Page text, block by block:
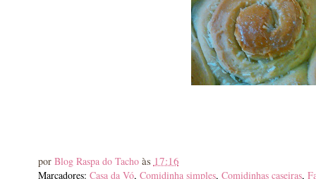
por Blog Raspa do Tacho às 17:16
Marcadores: Casa da Vó, Comidinha simples, Comidinhas caseiras,